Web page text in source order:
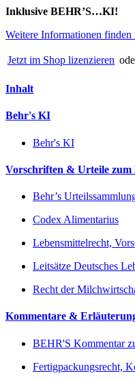
Inklusive BEHR’S…KI!
Weitere Informationen
Jetzt im Shop lizenzieren
Inhalt
Behr's KI
Behr's KI
Vorschriften & Urteile zum
Behr’s
Codex Alimentarius
Lebensmittelrecht,
Leitsätze Deutsches
Recht der
Kommentare &
BEHR'S Kommentar
Fertigpackungsrecht,